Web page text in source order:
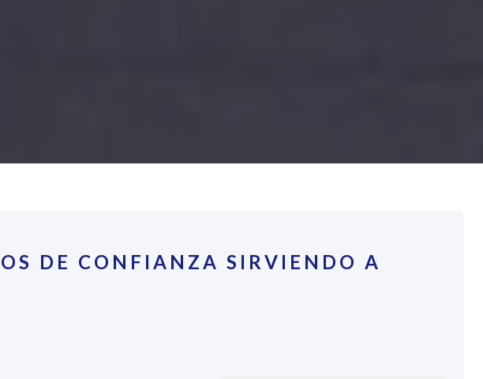
DE CONFIANZA SIRVIENDO A